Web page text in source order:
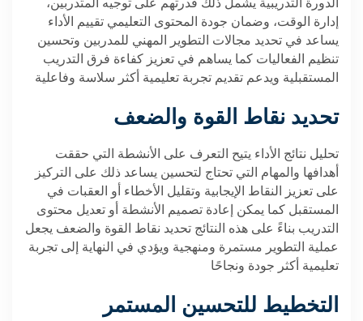
الدورة التدريبية يشمل ذلك قدرتهم على توجيه المتدربين،
إدارة الوقت، وضمان جودة المحتوى التعليمي تقييم الأداء
يساعد في تحديد مجالات التطوير المهني للمدربين وتحسين
تنظيم الفعاليات كما يساهم في تعزيز كفاءة فرق التدريب
المستقبلية ويدعم تقديم تجربة تعليمية أكثر سلاسة وفاعلية
تحديد نقاط القوة والضعف
تحليل نتائج الأداء يتيح التعرف على الأنشطة التي حققت
أهدافها والمهام التي تحتاج لتحسين يساعد ذلك على التركيز
على تعزيز النقاط الإيجابية وتقليل الأخطاء أو العقبات في
المستقبل كما يمكن إعادة تصميم الأنشطة أو تعديل محتوى
التدريب بناءً على هذه النتائج تحديد نقاط القوة والضعف يجعل
عملية التطوير مستمرة ومنهجية ويؤدي في النهاية إلى تجربة
تعليمية أكثر جودة ونجاحًا
التخطيط للتحسين المستمر